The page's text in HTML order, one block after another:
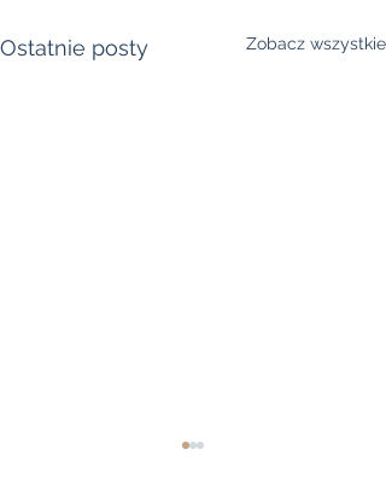
Ostatnie posty Zobacz wszystkie